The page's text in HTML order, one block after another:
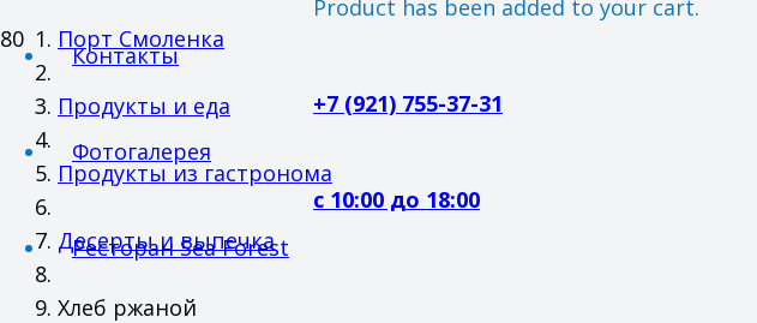
Контакты
Фотогалерея
Ресторан Sea Forest
Product has been added to your cart.
+7 (921) 755-37-31
с 10:00 до 18:00
Порт Смоленка
Продукты и еда
Продукты из гастронома
Десерты и выпечка
Хлеб ржаной